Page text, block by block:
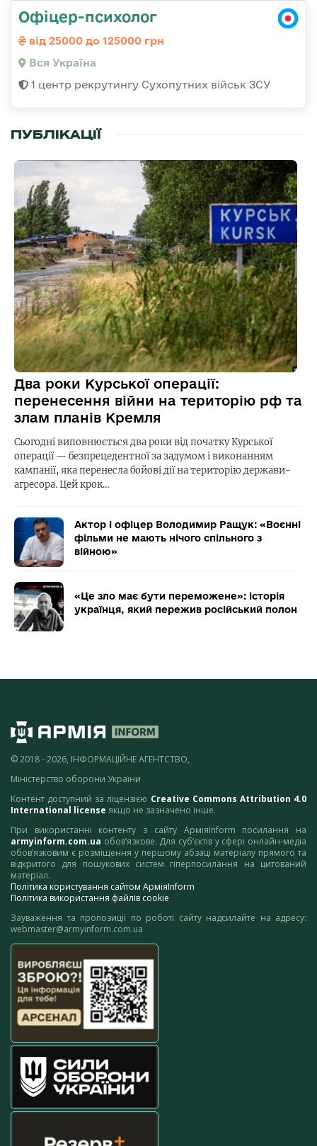
Офіцер-психолог
від 25000 до 125000 грн
Вся Україна
1 центр рекрутингу Сухопутних військ ЗСУ
ПУБЛІКАЦІЇ
Два роки Курської операції:
перенесення війни на територію рф та
злам планів Кремля
Сьогодні виповнюється два роки від початку Курської
операції — безпрецедентної за задумом і виконанням
кампанії, яка перенесла бойові дії на територію держави-
агресора. Цей крок…
Актор і офіцер Володимир Ращук: «Воєнні
фільми не мають нічого спільного з
війною»
«Це зло має бути переможене»: історія
українця, який пережив російський полон
© 2018 - 2026, ІНФОРМАЦІЙНЕ АГЕНТСТВО,
Міністерство оборони України
Контент доступний за ліцензією Creative Commons Attribution 4.0
International license якщо не зазначено інше.
При використанні контенту з сайту АрміяInform посилання на
armyinform.com.ua обов’язкове. Для суб’єктів у сфері онлайн-медіа
обов’язковим є розміщення у першому абзаці матеріалу прямого та
відкритого для пошукових систем гіперпосилання на цитований
матеріал.
Політика користування сайтом АрміяInform
Політика використання файлів cookie
Зауваження та пропозиції по роботі сайту надсилайте на адресу:
webmaster@armyinform.com.ua